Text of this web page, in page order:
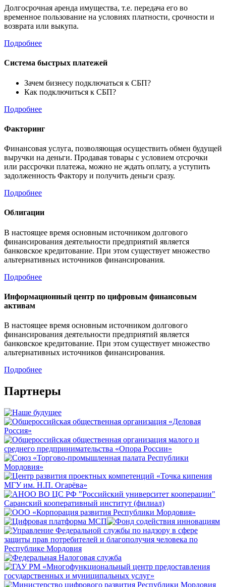
Долгосрочная аренда имущества, т.е. передача его во
временное пользование на условиях платности, срочности и
возврата или выкупа.
Подробнее
Система быстрых платежей
Зачем бизнесу подключаться к СБП?
Как подключиться к СБП?
Подробнее
Факторинг
Финансовая услуга, позволяющая осуществить обмен будущей
выручки на деньги. Продавая товары с условием отсрочки
или рассрочки платежа, можно не ждать оплату, а уступить
задолженность Фактору и получить деньги сразу.
Подробнее
Облигации
В настоящее время основным источником долгового
финансирования деятельности предприятий является
банковское кредитование. При этом существует множество
альтернативных источников финансирования.
Подробнее
Информационный центр по цифровым финансовым
активам
В настоящее время основным источником долгового
финансирования деятельности предприятий является
банковское кредитование. При этом существует множество
альтернативных источников финансирования.
Подробнее
Партнеры